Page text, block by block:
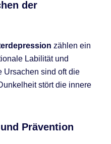
der
zählen ein
Labilität und
Ursachen sind oft die
stört die innere
Prävention